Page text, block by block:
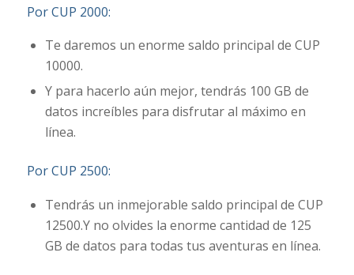
Por CUP 2000:
Te daremos un enorme saldo principal de CUP
10000.
Y para hacerlo aún mejor, tendrás 100 GB de
datos increíbles para disfrutar al máximo en
línea.
Por CUP 2500:
Tendrás un inmejorable saldo principal de CUP
12500.Y no olvides la enorme cantidad de 125
GB de datos para todas tus aventuras en línea.